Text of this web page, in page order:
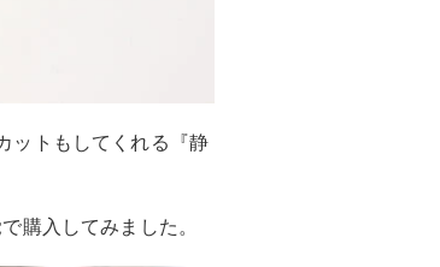
ットもしてくれる『静
購入してみました。